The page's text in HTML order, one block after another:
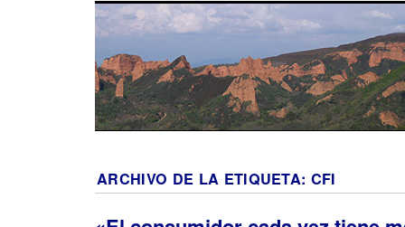
ARCHIVO DE LA ETIQUETA: CFI